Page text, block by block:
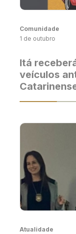
Comunidade
1 de outubro
Itá
veículos
Atualidade